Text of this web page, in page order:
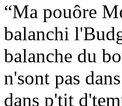
“Ma pouôre
balanchi
balanche du
n'sont pas
dans p'tit